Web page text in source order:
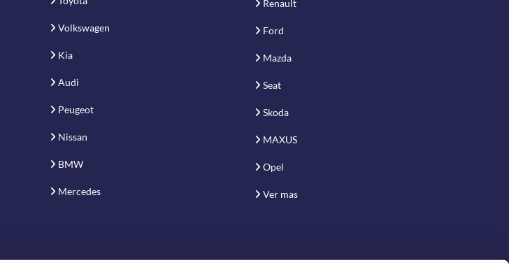
Volkswagen
Kia
Audi
Peugeot
Nissan
BMW
Mercedes
Renault
Ford
Mazda
Seat
Skoda
MAXUS
Opel
Ver mas